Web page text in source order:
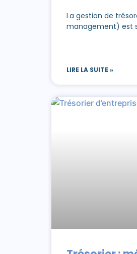
La gestion de
management) est
LIRE LA SUITE »